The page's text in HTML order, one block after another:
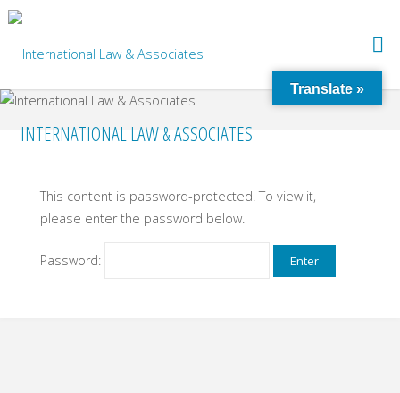
INTERNATIONAL LAW & ASSOCIATES
This content is password-protected. To view it,
please enter the password below.
Password:
Translate »